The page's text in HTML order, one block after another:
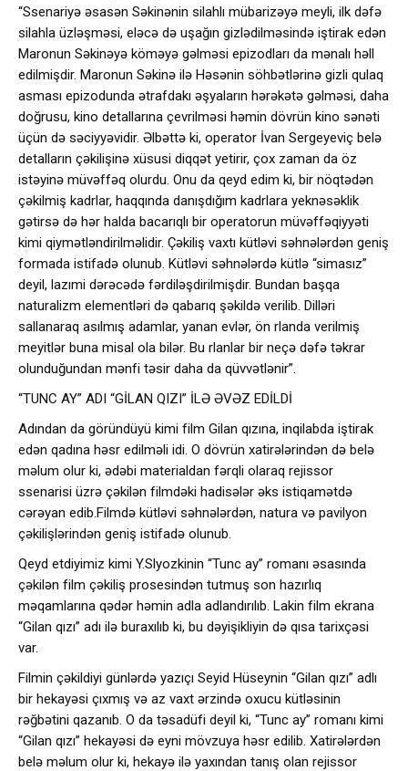
“Ssenariyə əsasən Səkinənin silahlı mübarizəyə meyli, ilk dəfə
silahla üzləşməsi, eləcə də uşağın gizlədilməsində iştirak edən
Maronun Səkinəyə köməyə gəlməsi epizodları da mənalı həll
edilmişdir. Maronun Səkinə ilə Həsənin söhbətlərinə gizli qulaq
asması epizodunda ətrafdakı əşyaların hərəkətə gəlməsi, daha
doğrusu, kino detallarına çevrilməsi həmin dövrün kino sənəti
üçün də səciyyəvidir. Əlbəttə ki, operator İvan Sergeyeviç belə
detalların çəkilişinə xüsusi diqqət yetirir, çox zaman da öz
istəyinə müvəffəq olurdu. Onu da qeyd edim ki, bir nöqtədən
çəkilmiş kadrlar, haqqında danışdığım kadrlara yeknəsəklik
gətirsə də hər halda bacarıqlı bir operatorun müvəffəqiyyəti
kimi qiymətləndirilməlidir. Çəkiliş vaxtı kütləvi səhnələrdən geniş
formada istifadə olunub. Kütləvi səhnələrdə kütlə “simasız”
deyil, lazımi dərəcədə fərdiləşdirilmişdir. Bundan başqa
naturalizm elementləri də qabarıq şəkildə verilib. Dilləri
sallanaraq asılmış adamlar, yanan evlər, ön rlanda verilmiş
meyitlər buna misal ola bilər. Bu rlanlar bir neçə dəfə təkrar
olunduğundan mənfi təsir daha da qüvvətlənir”.
“TUNC AY” ADI “GİLAN QIZI” İLƏ ƏVƏZ EDİLDİ
Adından da göründüyü kimi film Gilan qızına, inqilabda iştirak
edən qadına həsr edilməli idi. O dövrün xatirələrindən də belə
məlum olur ki, ədəbi materialdan fərqli olaraq rejissor
ssenarisi üzrə çəkilən filmdəki hadisələr əks istiqamətdə
cərəyan edib.Filmdə kütləvi səhnələrdən, natura və pavilyon
çəkilişlərindən geniş istifadə olunub.
Qeyd etdiyimiz kimi Y.Slyozkinin “Tunc ay” romanı əsasında
çəkilən film çəkiliş prosesindən tutmuş son hazırlıq
məqamlarına qədər həmin adla adlandırılıb. Lakin film ekrana
“Gilan qızı” adı ilə buraxılıb ki, bu dəyişikliyin də qısa tarixçəsi
var.
Filmin çəkildiyi günlərdə yazıçı Seyid Hüseynin “Gilan qızı” adlı
bir hekayəsi çıxmış və az vaxt ərzində oxucu kütləsinin
rəğbətini qazanıb. O da təsadüfi deyil ki, “Tunc ay” romanı kimi
“Gilan qızı” hekayəsi də eyni mövzuya həsr edilib. Xatirələrdən
belə məlum olur ki, hekayə ilə yaxından tanış olan rejissor